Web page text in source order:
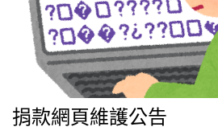
捐款網頁維護公告